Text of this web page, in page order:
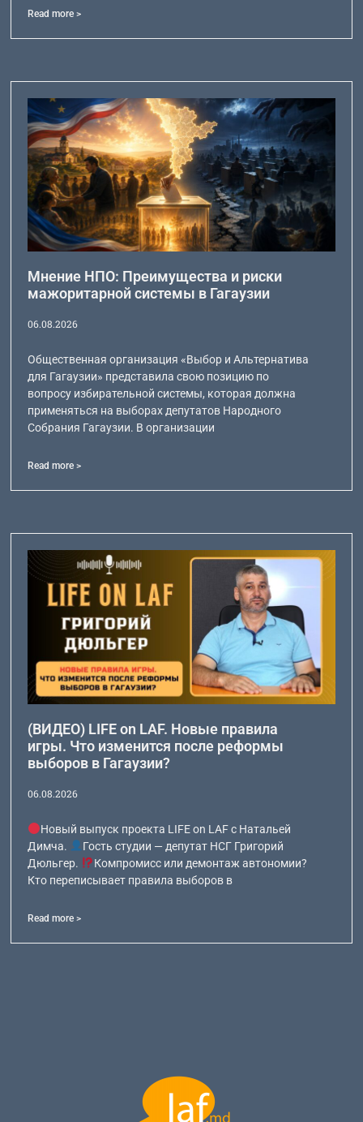
Read more >
Мнение НПО: Преимущества и риски
мажоритарной системы в Гагаузии
06.08.2026
Общественная организация «Выбор и Альтернатива
для Гагаузии» представила свою позицию по
вопросу избирательной системы, которая должна
применяться на выборах депутатов Народного
Собрания Гагаузии. В организации
Read more >
(ВИДЕО) LIFE on LAF. Новые правила
игры. Что изменится после реформы
выборов в Гагаузии?
06.08.2026
Новый выпуск проекта LIFE on LAF с Натальей
Димча.
Гость студии — депутат НСГ Григорий
Дюльгер.
Компромисс или демонтаж автономии?
Кто переписывает правила выборов в
Read more >